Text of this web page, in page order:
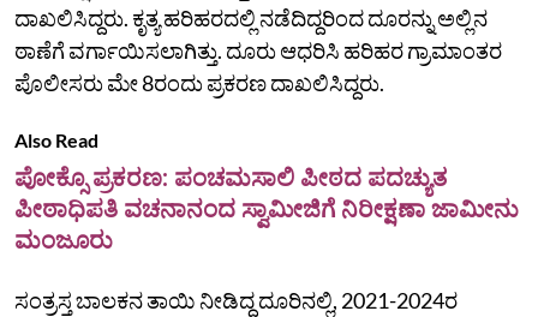
ದಾಖಲಿಸಿದ್ದರು. ಕೃತ್ಯ ಹರಿಹರದಲ್ಲಿ ನಡೆದಿದ್ದರಿಂದ ದೂರನ್ನು ಅಲ್ಲಿನ
ಠಾಣೆಗೆ ವರ್ಗಾಯಿಸಲಾಗಿತ್ತು. ದೂರು ಆಧರಿಸಿ ಹರಿಹರ ಗ್ರಾಮಾಂತರ
ಪೊಲೀಸರು ಮೇ 8ರಂದು ಪ್ರಕರಣ ದಾಖಲಿಸಿದ್ದರು.
Also Read
ಪೋಕ್ಸೊ ಪ್ರಕರಣ: ಪಂಚಮಸಾಲಿ ಪೀಠದ ಪದಚ್ಯುತ
ಪೀಠಾಧಿಪತಿ ವಚನಾನಂದ ಸ್ವಾಮೀಜಿಗೆ ನಿರೀಕ್ಷಣಾ ಜಾಮೀನು
ಮಂಜೂರು
ಸಂತ್ರಸ್ತ ಬಾಲಕನ ತಾಯಿ ನೀಡಿದ್ದ ದೂರಿನಲ್ಲಿ, 2021-2024ರ